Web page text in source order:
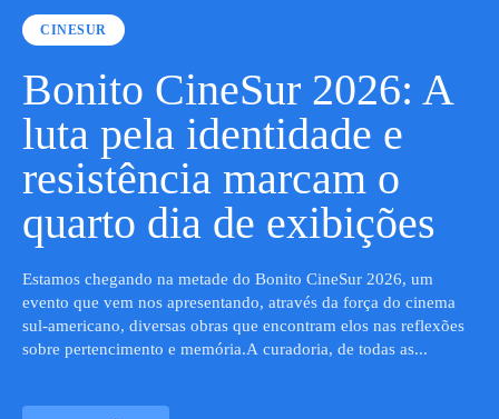
CINESUR
Bonito CineSur 2026: A
luta pela identidade e
resistência marcam o
quarto dia de exibições
Estamos chegando na metade do Bonito CineSur 2026, um
evento que vem nos apresentando, através da força do cinema
sul-americano, diversas obras que encontram elos nas reflexões
sobre pertencimento e memória.A curadoria, de todas as...